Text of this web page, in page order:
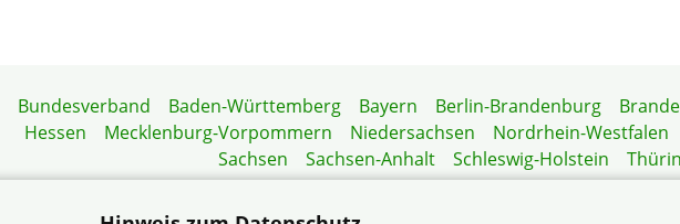
Bundesverband Baden-Württemberg Bayern Berlin-Brandenburg
Hessen
Mecklenburg-Vorpommern Niedersachsen
Nordrhein-Westfalen
Sachsen
Sachsen-Anhalt Schleswig-Holstein